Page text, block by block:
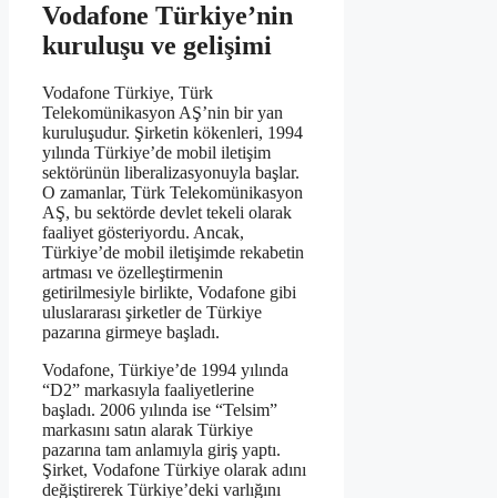
Vodafone Türkiye’nin
kuruluşu ve gelişimi
Vodafone Türkiye, Türk
Telekomünikasyon AŞ’nin bir yan
kuruluşudur. Şirketin kökenleri, 1994
yılında Türkiye’de mobil iletişim
sektörünün liberalizasyonuyla başlar.
O zamanlar, Türk Telekomünikasyon
AŞ, bu sektörde devlet tekeli olarak
faaliyet gösteriyordu. Ancak,
Türkiye’de mobil iletişimde rekabetin
artması ve özelleştirmenin
getirilmesiyle birlikte, Vodafone gibi
uluslararası şirketler de Türkiye
pazarına girmeye başladı.
Vodafone, Türkiye’de 1994 yılında
“D2” markasıyla faaliyetlerine
başladı. 2006 yılında ise “Telsim”
markasını satın alarak Türkiye
pazarına tam anlamıyla giriş yaptı.
Şirket, Vodafone Türkiye olarak adını
değiştirerek Türkiye’deki varlığını